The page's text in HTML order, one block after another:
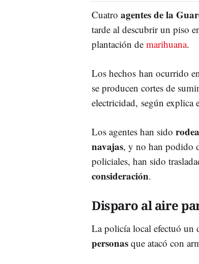
Cuatro agentes de la
tarde al descubrir un piso
plantación de marihuana.
Los hechos han ocurrido
se producen cortes de
electricidad, según explica
Los agentes han sido
navajas, y no han podido
policiales, han sido
consideración.
Disparo al aire
La policía local efectuó un
personas que atacó con